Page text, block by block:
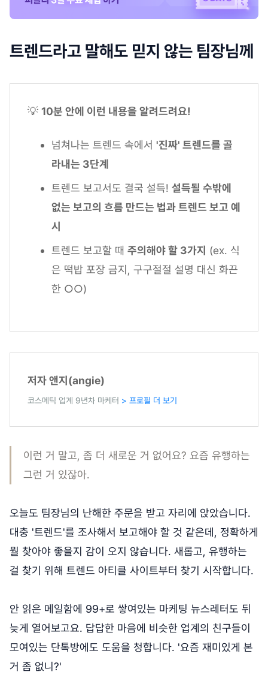
트렌드라고 말해도 믿지 않는 팀장님께
💡 10분 안에 이런 내용을 알려드려요!
넘쳐나는 트렌드 속에서 '진짜' 트렌드를 골
라내는 3단계
트렌드 보고서도 결국 설득! 설득될 수밖에
없는 보고의 흐름 만드는 법과 트렌드 보고 예
시
트렌드 보고할 때 주의해야 할 3가지 (ex. 식
은 떡밥 포장 금지, 구구절절 설명 대신 화끈
한 ○○)
저자 앤지(angie)
코스메틱 업계 9년차 마케터 > 프로필 더 보기
이런 거 말고, 좀 더 새로운 거 없어요? 요즘 유행하는
그런 거 있잖아.
오늘도 팀장님의 난해한 주문을 받고 자리에 앉았습니다.
대충 '트렌드'를 조사해서 보고해야 할 것 같은데, 정확하게
뭘 찾아야 좋을지 감이 오지 않습니다. 새롭고, 유행하는
걸 찾기 위해 트렌드 아티클 사이트부터 찾기 시작합니다.
안 읽은 메일함에 99+로 쌓여있는 마케팅 뉴스레터도 뒤
늦게 열어보고요. 답답한 마음에 비슷한 업계의 친구들이
모여있는 단톡방에도 도움을 청합니다. '요즘 재미있게 본
거 좀 없니?'